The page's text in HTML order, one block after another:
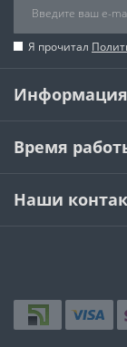
Я прочитал
Информация
Время
Наши